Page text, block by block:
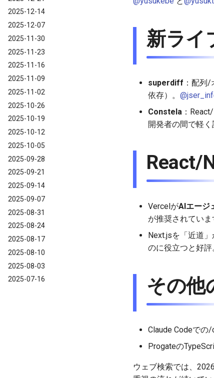
2025-12-14
2025-12-07
2025-11-30
2025-11-23
2025-11-16
2025-11-09
2025-11-02
2025-10-26
2025-10-19
2025-10-12
2025-10-05
2025-09-28
2025-09-21
2025-09-14
2025-09-07
2025-08-31
2025-08-24
2025-08-17
2025-08-10
2025-08-03
2025-07-16
新ライ
superdiff ：配列
依存）。
Constela ：
開発者の間で軽く
React/
VercelがAIエージ
が推奨されていま
Next.jsを「近道
のに役立つと好評
その他
Claude Codeでの
Progateの
ウェブ検索では、